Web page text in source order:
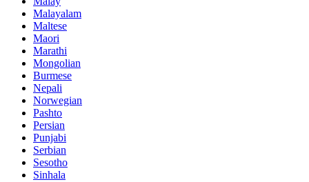
Malayalam
Maltese
Maori
Marathi
Mongolian
Burmese
Nepali
Norwegian
Pashto
Persian
Punjabi
Serbian
Sesotho
Sinhala